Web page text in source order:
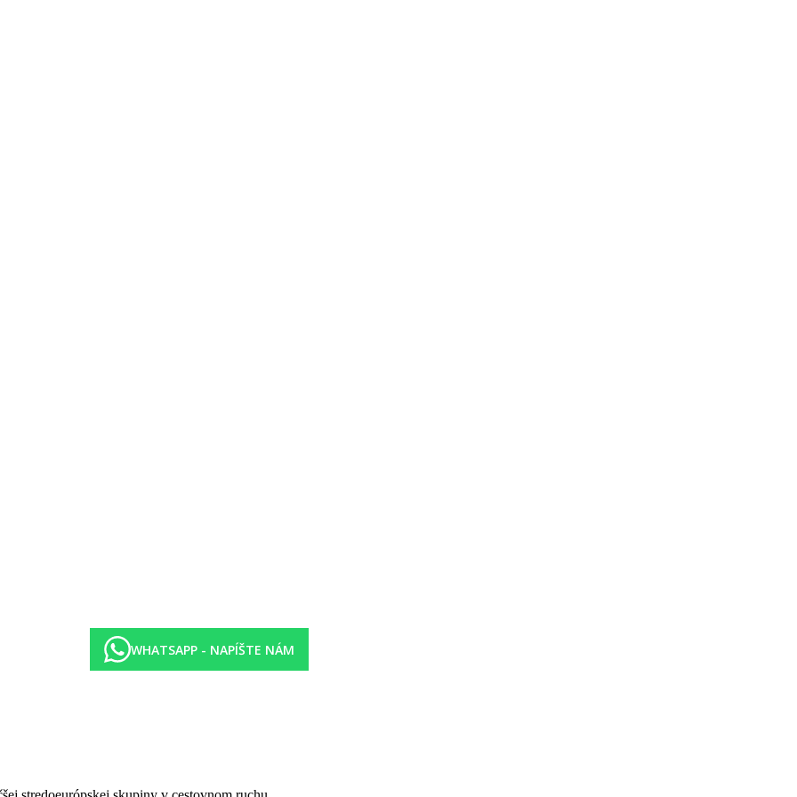
pre hotel (podľa dostupnosti)
večera formou bufetu 18:00–21:00
nealkoholických a alkoholických nápojov 10:00-23:00
WHATSAPP - NAPÍŠTE NÁM